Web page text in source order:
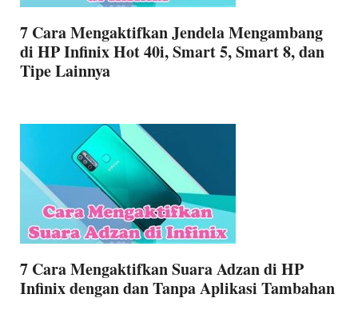
7 Cara Mengaktifkan Jendela Mengambang
di HP Infinix Hot 40i, Smart 5, Smart 8, dan
Tipe Lainnya
7 Cara Mengaktifkan Suara Adzan di HP
Infinix dengan dan Tanpa Aplikasi Tambahan